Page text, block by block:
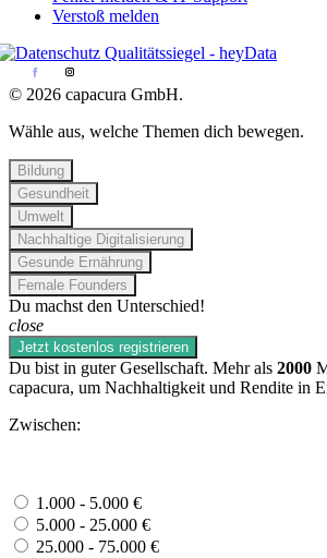
Verstoß melden
© 2026 capacura GmbH.
Wähle aus, welche Themen dich bewegen.
Bildung
Gesundheit
Umwelt
Nachhaltige Digitalisierung
Gesunde Ernährung
Female Founders
Du machst den Unterschied!
close
Jetzt kostenlos registrieren
Du bist in guter Gesellschaft. Mehr als 2000
capacura, um Nachhaltigkeit und Rendite in
Zwischen:
1.000 - 5.000 €
5.000 - 25.000 €
25.000 - 75.000 €